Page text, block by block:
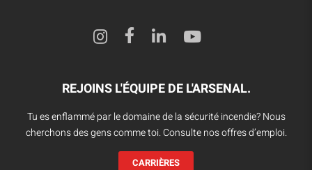
REJOINS L'ÉQUIPE DE L'ARSENAL.
Tu es enflammé par le domaine de la sécurité incendie? Nous
cherchons des gens comme toi. Consulte nos offres d’emploi.
CARRIÈRES